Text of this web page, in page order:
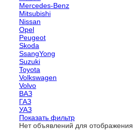
Mercedes-Benz
Mitsubishi
Nissan
Opel
Peugeot
Skoda
SsangYong
Suzuki
Toyota
Volkswagen
Volvo
ВАЗ
ГАЗ
УАЗ
Показать фильтр
Нет объявлений для отображения